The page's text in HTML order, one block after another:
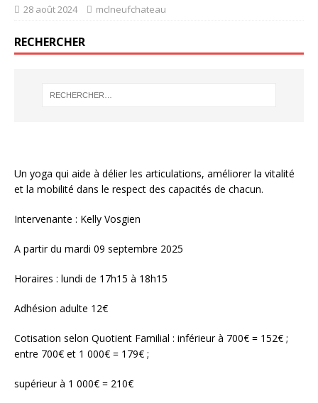
28 août 2024 mclneufchateau
RECHERCHER
Un yoga qui aide à délier les articulations, améliorer la vitalité
et la mobilité dans le respect des capacités de chacun.
Intervenante : Kelly Vosgien
A partir du mardi 09 septembre 2025
Horaires : lundi de 17h15 à 18h15
Adhésion adulte 12€
Cotisation selon Quotient Familial : inférieur à 700€ = 152€ ;
entre 700€ et 1 000€ = 179€ ;
supérieur à 1 000€ = 210€